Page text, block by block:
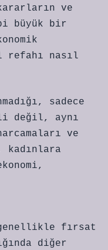
ve
büyük bir
refahı nasıl
sadece
değil, aynı
ve
fırsat
diğer